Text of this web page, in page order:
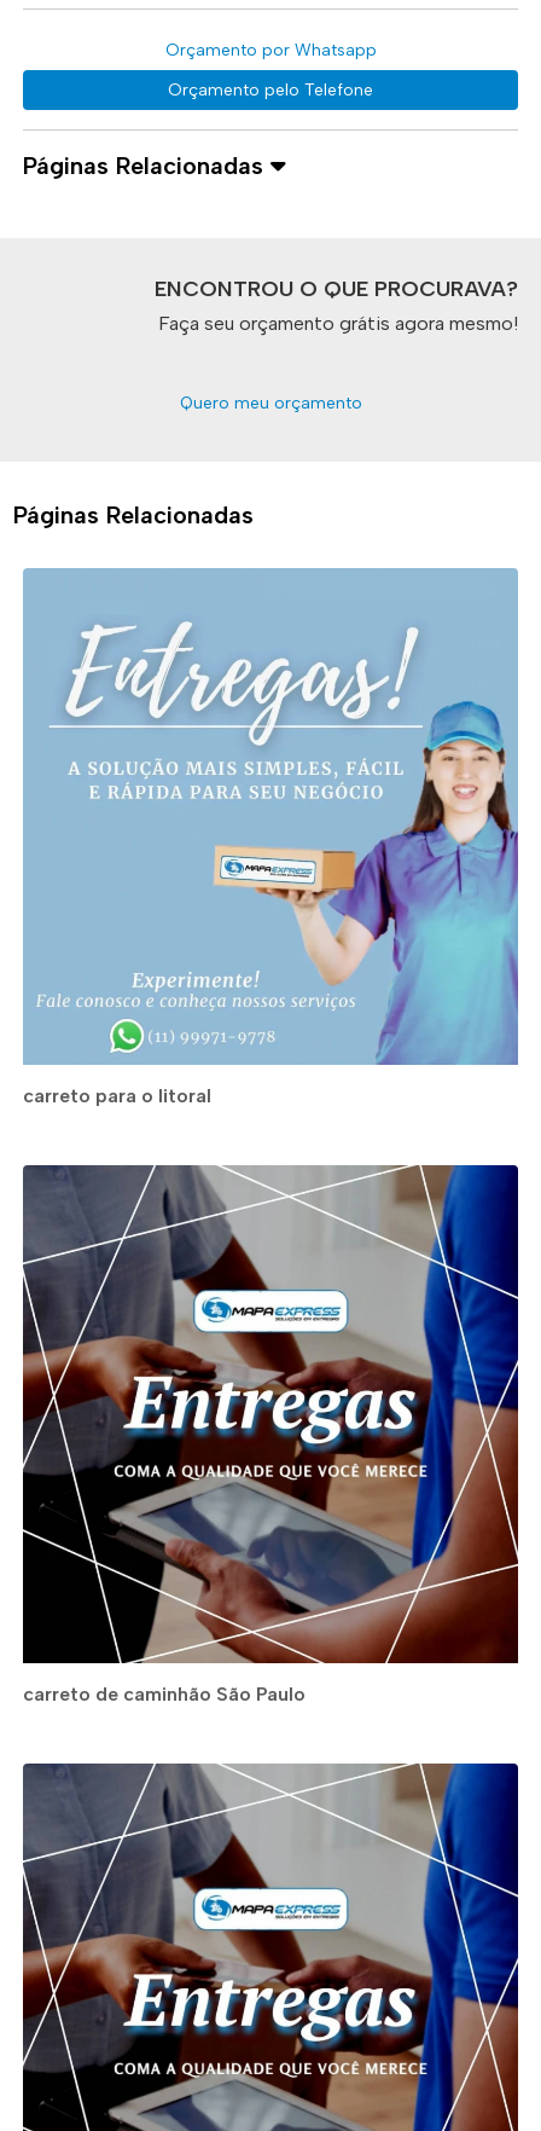
Orçamento por Whatsapp
Orçamento pelo Telefone
Páginas Relacionadas
ENCONTROU O QUE PROCURAVA?
Faça seu orçamento grátis agora mesmo!
Quero meu orçamento
Páginas Relacionadas
carreto para o litoral
carreto de caminhão São Paulo